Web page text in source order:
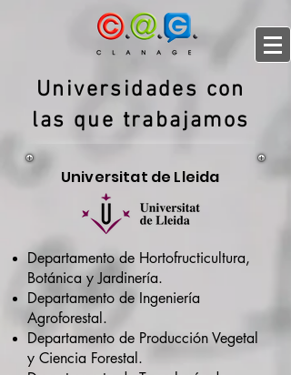
Universidades con
las que trabajamos
Universitat de Lleida
Departamento de Hortofructicultura,
Botánica y Jardinería.
Departamento de Ingeniería
Agroforestal.
Departamento de Producción Vegetal
y Ciencia Forestal.